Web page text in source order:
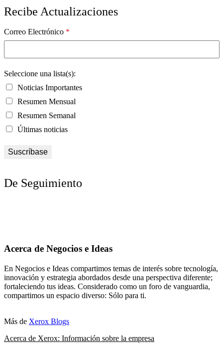
Recibe Actualizaciones
Correo Electrónico *
Seleccione una lista(s):
Noticias Importantes
Resumen Mensual
Resumen Semanal
Últimas noticias
De Seguimiento
Acerca de Negocios e Ideas
En Negocios e Ideas compartimos temas de interés sobre tecnología,
innovación y estrategia abordados desde una perspectiva diferente;
fortaleciendo tus ideas. Considerado como un foro de vanguardia,
compartimos un espacio diverso: Sólo para ti.
Más de Xerox Blogs
Acerca de Xerox: Información sobre la empresa